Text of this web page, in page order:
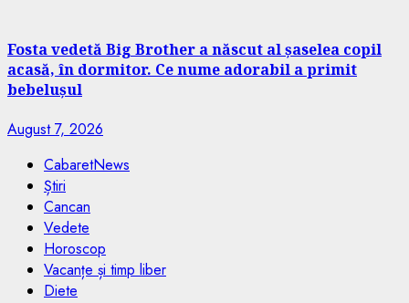
Fosta vedetă Big Brother a născut al șaselea copil
acasă, în dormitor. Ce nume adorabil a primit
bebelușul
August 7, 2026
CabaretNews
Știri
Cancan
Vedete
Horoscop
Vacanțe și timp liber
Diete